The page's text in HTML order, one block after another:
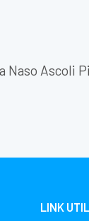
Naso Ascoli
LINK